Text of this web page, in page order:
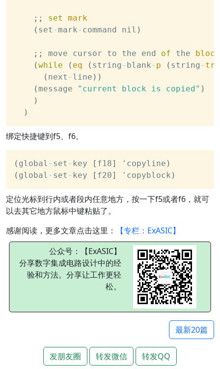
; ; set
mark
( set - mark- command nil )
; ; move cursor to the end of the
block
(while ( eq ( string - blank- p ( string -
( next - line ) )
( message "current block is copied" )
)
)
绑定快捷键到f5、f6。
( global - set - key [ f18] 'copyline )
( global - set - key [ f20] 'copyblock )
定位光标到行内或者段内任意地方，按一下f5或者f6，就可
以去其它地方鼠标中键粘贴了。
感谢阅读，更多文章点击这里：
【专栏：ExASIC】
公众号：【ExASIC】
分享数字集成电路设计中的经
验和方法。分享让工作更轻
松。
最新20篇
发朋友圈 转发微信 转发QQ